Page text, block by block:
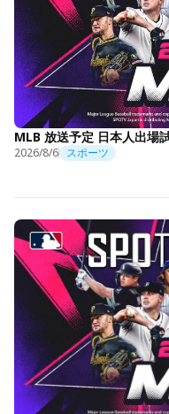
MLB 放送予定 日本人出場
2026/8/6 スポーツ